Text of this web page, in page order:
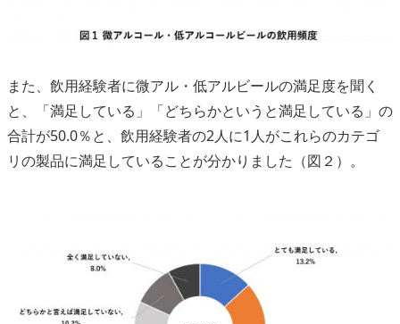
また、飲用経験者に微アル・低アルビールの満足度を聞く
と、「満足している」「どちらかというと満足している」の
合計が50.0％と、飲用経験者の2人に1人がこれらのカテゴ
リの製品に満足していることが分かりました（図２）。